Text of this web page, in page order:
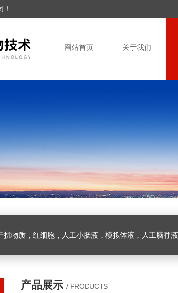
！
网站首页 关于我们
扰物质，红细胞，人工小肠液，模拟体液，人工脑脊液
产品展示 / PRODUCTS